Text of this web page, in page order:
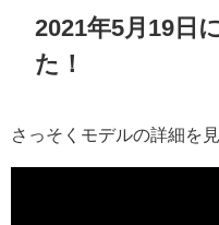
2021年5月19日
た！
さっそくモデルの詳細を